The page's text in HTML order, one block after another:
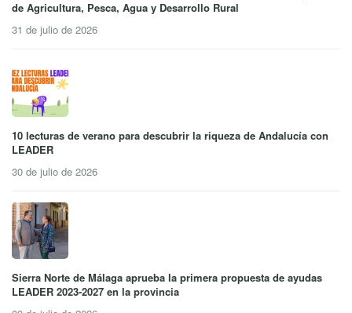
de Agricultura, Pesca, Agua y Desarrollo Rural
31 de julio de 2026
10 lecturas de verano para descubrir la riqueza de Andalucía con
LEADER
30 de julio de 2026
Sierra Norte de Málaga aprueba la primera propuesta de ayudas
LEADER 2023-2027 en la provincia